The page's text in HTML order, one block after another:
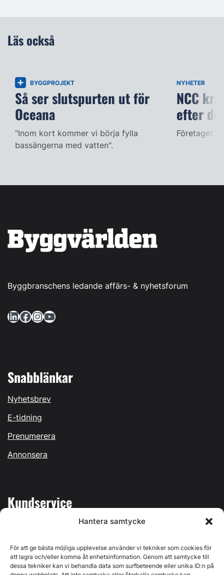
Hantera samtycke
För att ge bästa möjliga upplevelse använder vi tekniker som cookies för
att lagra och/eller komma åt enhetsinformation. Genom att samtycke till
dessa tekniker kan vi behandla data som surfbeteende eller unika ID:n på
Läs också
BYGGPROJEKT
Så ser slutspurten ut för
Oceana
"Inom kort kommer vi börja fylla
bassängerna med vatten".
NYHETER
NCC
efter
Företaget
Byggbranschens ledande affärs- & nyhetsforum
LinkedIn Facebook InstagramYouTube
Snabblänkar
Nyhetsbrev
E-tidning
Prenumerera
Annonsera
Kundservice
Kontakta oss